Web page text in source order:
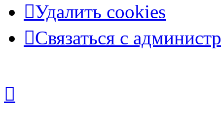
Удалить cookies
Связаться с